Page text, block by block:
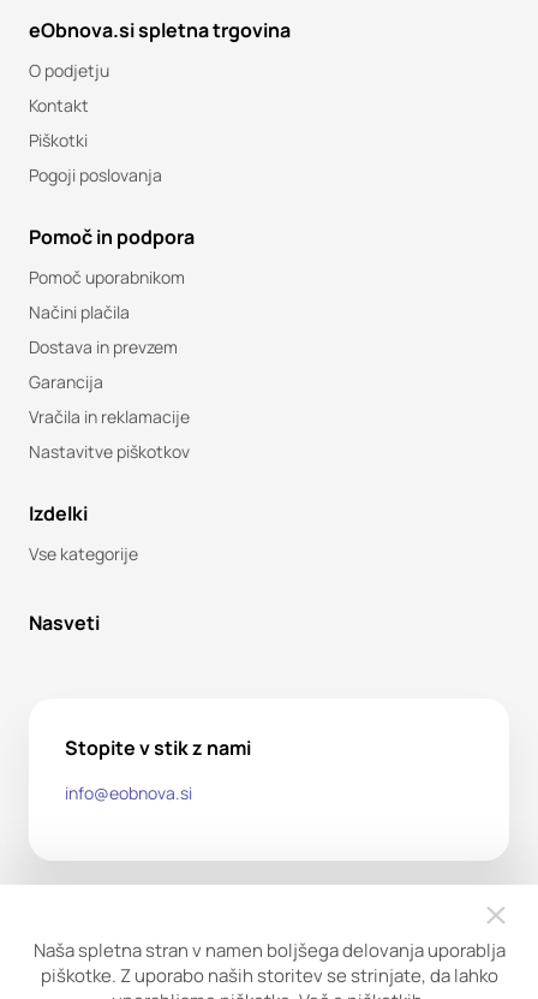
eObnova.si spletna trgovina
O podjetju
Kontakt
Piškotki
Pogoji poslovanja
Pomoč in podpora
Pomoč uporabnikom
Načini plačila
Dostava in prevzem
Garancija
Vračila in reklamacije
Nastavitve piškotkov
Izdelki
Vse kategorije
Nasveti
Stopite v stik z nami
info@eobnova.si
Naša spletna stran v namen boljšega delovanja uporablja
piškotke. Z uporabo naših storitev se strinjate, da lahko